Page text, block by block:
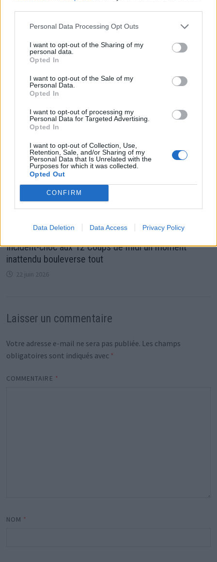
Personal Data Processing Opt Outs
I want to opt-out of the Sharing of my
personal data.
Opted In
I want to opt-out of the Sale of my
Personal Data.
Opted In
I want to opt-out of processing my
Personal Data for Targeted Advertising.
Opted In
I want to opt-out of Collection, Use,
Retention, Sale, and/or Sharing of my
Personal Data that Is Unrelated with the
Purposes for which it was collected.
Opted Out
CONFIRM
Data Deletion Data Access Privacy Policy
Jean-Luc Reichmann : Sa vie secrète entre famille
19 juin 2026
Incident-choc aux 12 Coups de midi un moment
inattendu bouleverse tout
22 juin 2026
Laisser un commentaire
Votre adresse e-mail ne sera pas publiée. Les champs
obligatoires sont indiqués avec *
COMMENTAIRE *
NOM *